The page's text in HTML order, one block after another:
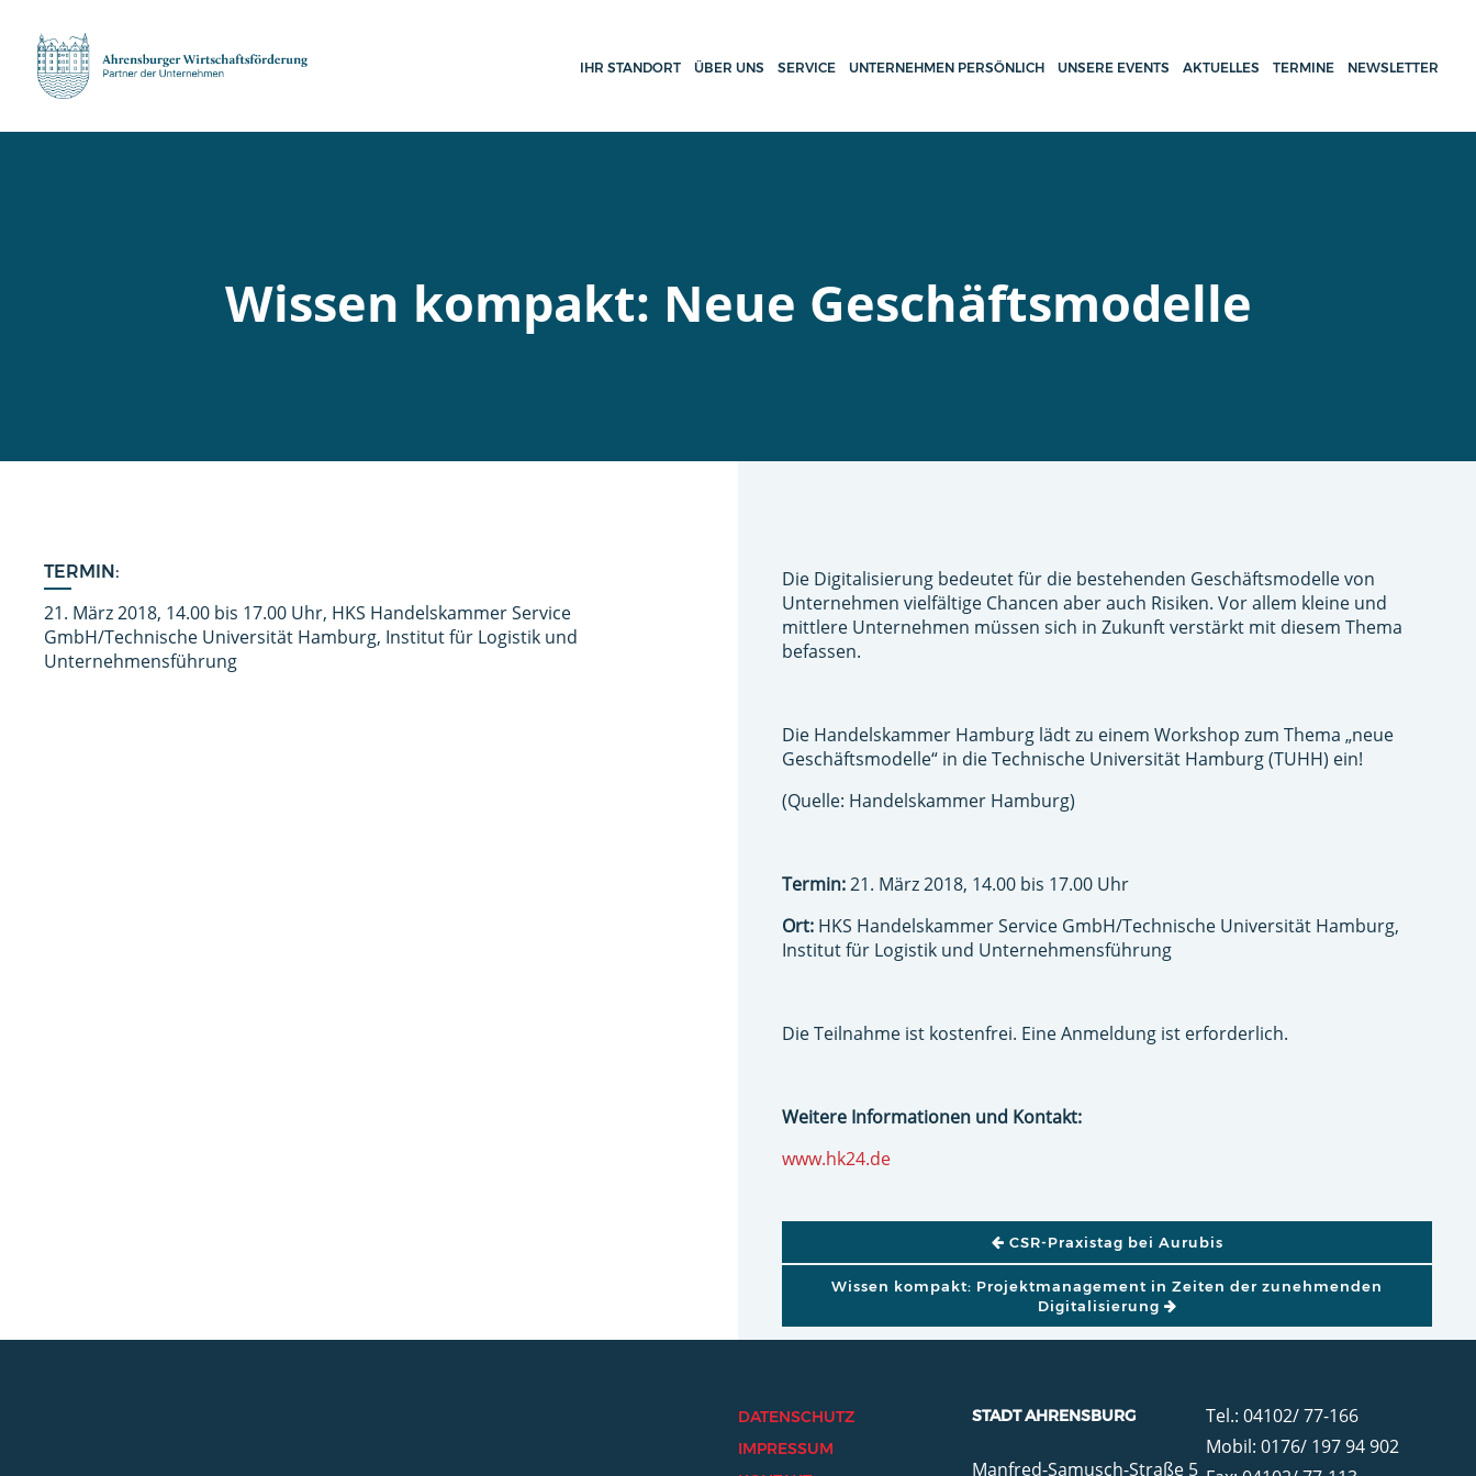
IHR STANDORT ÜBER UNS SERVICE UNTERNEHMEN PERSÖNLICH UNSERE EVENTS AKTUELLES TERMINE NEWSLETTER
Wissen kompakt: Neue Geschäftsmodelle
TERMIN:
21. März 2018, 14.00 bis 17.00 Uhr, HKS Handelskammer Service
GmbH/Technische Universität Hamburg, Institut für Logistik und
Unternehmensführung
Die Digitalisierung bedeutet für die bestehenden Geschäftsmodelle von
Unternehmen vielfältige Chancen aber auch Risiken. Vor allem kleine und
mittlere Unternehmen müssen sich in Zukunft verstärkt mit diesem Thema
befassen.
Die Handelskammer Hamburg lädt zu einem Workshop zum Thema „neue
Geschäftsmodelle“ in die Technische Universität Hamburg (TUHH) ein!
(Quelle: Handelskammer Hamburg)
Termin:21. März 2018, 14.00 bis 17.00 Uhr
Ort: HKS Handelskammer Service GmbH/Technische Universität Hamburg,
Institut für Logistik und Unternehmensführung
Die Teilnahme ist kostenfrei. Eine Anmeldung ist erforderlich.
Weitere Informationen und Kontakt:
www.hk24.de
BEITRAGSNAVIGATIONCSR-Praxistag bei Aurubis
Wissen kompakt: Projektmanagement in Zeiten der zunehmenden
Digitalisierung
DATENSCHUTZ
IMPRESSUM
STADT AHRENSBURG
Manfred-Samusch-Straße 5
Tel.: 04102/ 77-166
Mobil: 0176/ 197 94 902